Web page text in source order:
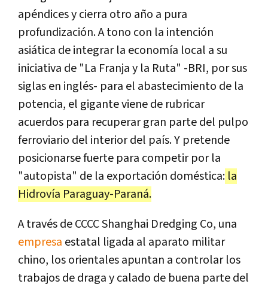
apéndices y cierra otro año a pura
profundización. A tono con la intención
asiática de integrar la economía local a su
iniciativa de "La Franja y la Ruta" -BRI, por sus
siglas en inglés- para el abastecimiento de la
potencia, el gigante viene de rubricar
acuerdos para recuperar gran parte del pulpo
ferroviario del interior del país. Y pretende
posicionarse fuerte para competir por la
"autopista" de la exportación doméstica: la
Hidrovía Paraguay-Paraná.
A través de CCCC Shanghai Dredging Co, una
empresa estatal ligada al aparato militar
chino, los orientales apuntan a controlar los
trabajos de draga y calado de buena parte del